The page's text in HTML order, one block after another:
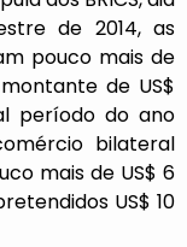
de 2014, as
pouco mais de
de US$
período do ano
bilateral
mais de US$ 6
US$ 10